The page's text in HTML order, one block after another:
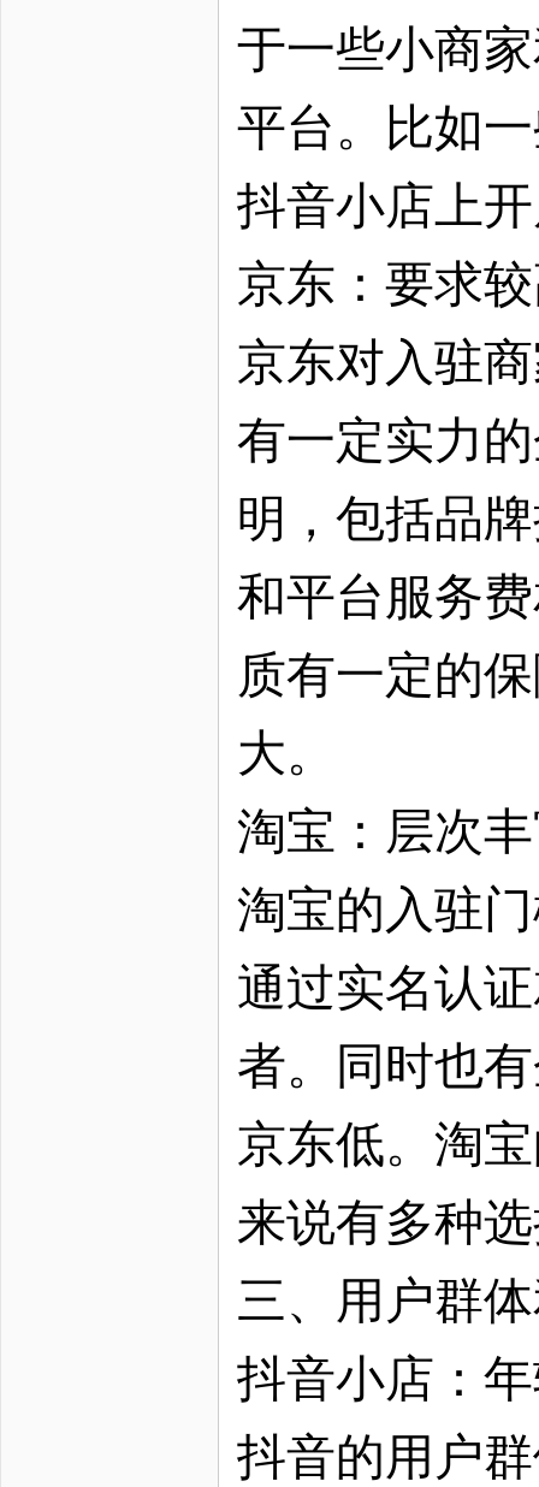
于一些小商
平台。比如
抖音小店上
京东：要求
京东对入驻
有一定实力
明，包括品
和平台服务
质有一定的
大。
淘宝：层次
淘宝的入驻
通过实名认
者。同时也
京东低。淘
来说有多种
三、用户群
抖音小店：
抖音的用户